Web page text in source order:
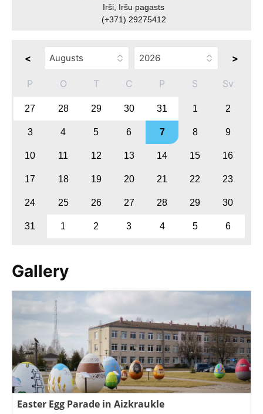
Irši, Iršu pagasts
(+371) 29275412
< >
P O T C P S Sv
27 28 29 30 31 1 2
3 4 5 6 7 8 9
10 11 12 13 14 15 16
17 18 19 20 21 22 23
24 25 26 27 28 29 30
31 1 2 3 4 5 6
Gallery
Easter Egg Parade in Aizkraukle